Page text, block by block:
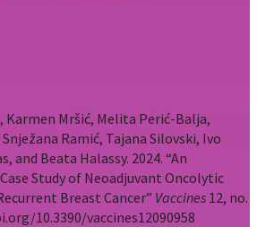
Karmen Mršić, Melita Perić-Balja,
Ramić, Tajana Silovski, Ivo
and Beata Halassy. 2024. “An
Study of Neoadjuvant Oncolytic
Breast Cancer” Vaccines 12, no.
10.3390/vaccines12090958